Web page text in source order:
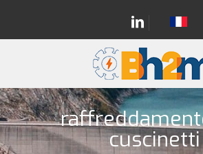
cuscinetti